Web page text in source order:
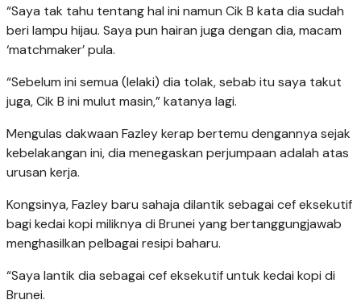
“Saya tak tahu tentang hal ini namun Cik B kata dia sudah
beri lampu hijau. Saya pun hairan juga dengan dia, macam
‘matchmaker’ pula.
“Sebelum ini semua (lelaki) dia tolak, sebab itu saya takut
juga, Cik B ini mulut masin,” katanya lagi.
Mengulas dakwaan Fazley kerap bertemu dengannya sejak
kebelakangan ini, dia menegaskan perjumpaan adalah atas
urusan kerja.
Kongsinya, Fazley baru sahaja dilantik sebagai cef eksekutif
bagi kedai kopi miliknya di Brunei yang bertanggungjawab
menghasilkan pelbagai resipi baharu.
“Saya lantik dia sebagai cef eksekutif untuk kedai kopi di
Brunei.